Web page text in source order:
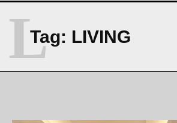
Tag: LIVING
L